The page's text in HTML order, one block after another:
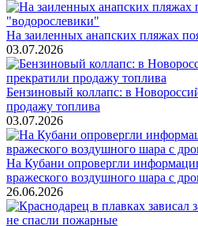
На заиленных анапских пляжах
03.07.2026
Бензиновый коллапс: в
продажу топлива
03.07.2026
На Кубани опровергли
вражеского воздушного шара с
26.06.2026